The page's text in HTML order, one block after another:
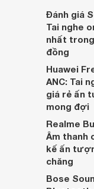
dựa trên
hai đều là
nhưng
khác nhau.
Đánh giá
Tai nghe
nhất
đồng
Huawei
ANC: Tai
giá rẻ ấn
mong đợi
Realme
Âm thanh
kế ấn
chăng
Bose